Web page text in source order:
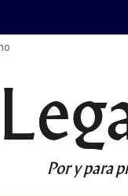
Por y para